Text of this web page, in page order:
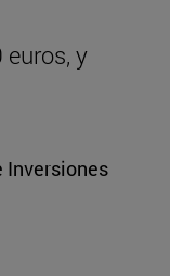
euros, y
Inversiones